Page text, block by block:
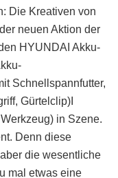
Die Kreativen von
neuen Aktion der
HYUNDAI Akku-
Schnellspannfutter,
Gürtelclip)I
in Szene.
Denn diese
die wesentliche
mal etwas eine